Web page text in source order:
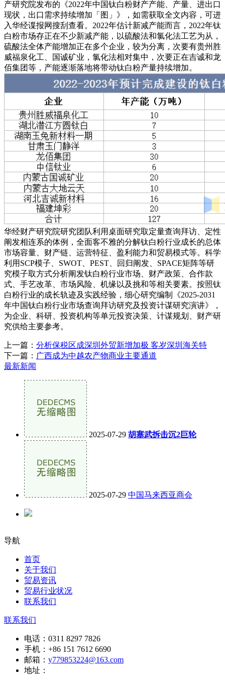
产研究院发布的《2022年中国钛白粉财产产能、产量、进出口
现状，出口需求持续增加「图」》，如需获取全文内容，可进
入华经谍报网搜刮查看。2022年估计新减产能而言，2022年钛
白粉市场存正在不少新减产能，以硫酸法和氯化法工艺为从，
硫酸法全体产能增加正在多个企业，较为分离，次要有贵州胜
威福泉化工、国诚矿业，氯化法相对集中，次要正在吉诚和龙
佰集团等，产能逐渐落地将带动钛白粉产量持续增加。
华经财产研究院研究团队利用桌面研究取定量查询拜访、定性
阐发相连系的体例，全面客不雅的分解钛白粉行业成长的总体
市场容量、财产链、运营特征、盈利能力和贸易模式等。科学
利用SCP模子、SWOT、PEST、回归阐发、SPACE矩阵等研
究模子取方式分析阐发钛白粉行业市场、财产政策、合作款
式、手艺改革、市场风险、机缘以及挑和等相关要素。按照钛
白粉行业的成长轨迹及实践经验，细心研究编制《2025-2031
年中国钛白粉行业市场查询拜访研究及投资计谋研究演讲》，
为企业、科研、投资机构等单元投资决策、计谋规划、财产研
究供给主要参考。
上一篇： 分析保税区成深圳外贸新增加极 客岁深圳海关特
下一篇： 广西成为中越农产物商业主要通道
最新新闻
2025-07-29 胡塞武拆击沉2巨轮
2025-07-29 中国马来西亚商会
导航
首页
关于我们
贸易资讯
贸易行业状况
联系我们
联系我们
电话： 0311 8297 7826
手机： +86 151 7612 6690
邮箱： y779853224@163.com
地址：